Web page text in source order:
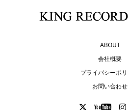
ABOUT
会社概要
プライバシーポ
お問い合わせ